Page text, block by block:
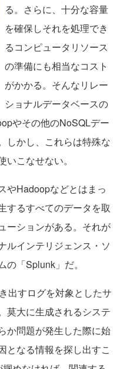
る。さらに、十分な容量
を確保しそれを処理でき
るコンピュータリソース
の準備にも相当なコスト
がかかる。そんなリレー
ショナルデータベースの
やその他のNoSQLデー
しかし、これらは特殊な
こなせない。
やHadoopなどとはまっ
するすべてのデータを取
ーションがある。それが
ルインテリジェンス・ソ
「Splunk」だ。
出すログを対象としたサ
莫大に生成されるシステ
か問題が発生した際に始
となる情報を探し出すこ